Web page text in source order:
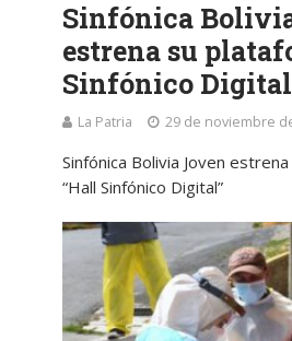
Sinfónica
estrena su
Sinfónico
La Patria 29 de noviembre
Sinfónica Bolivia Joven
“Hall Sinfónico Digital”